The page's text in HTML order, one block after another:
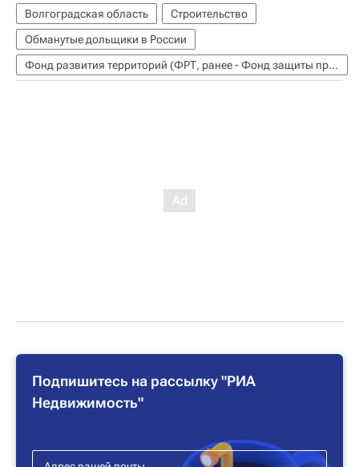
Волгоградская область
Строительство
Обманутые дольщики в России
Фонд развития территорий (ФРТ, ранее - Фонд защиты прав дольщиков)
Подпишитесь на рассылку "РИА
Недвижимость"